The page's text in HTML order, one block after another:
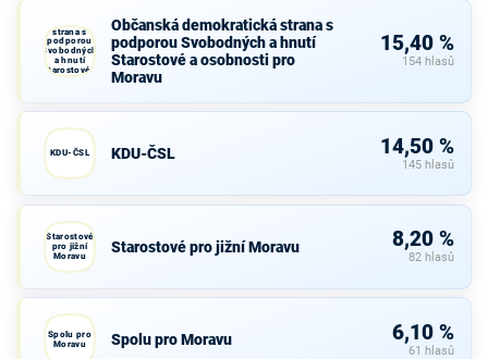
strana s
podporou
Svobodných
a hnutí
Starostové a
osobnosti
Občanská demokratická strana s
podporou Svobodných a hnutí
Starostové a osobnosti pro
Moravu
15,40 %
154 hlasů
KDU-ČSL KDU-ČSL 14,50 %
145 hlasů
Starostové
pro jižní
Moravu
Starostové pro jižní Moravu 8,20 %
82 hlasů
Spolu pro
Moravu
Spolu pro Moravu 6,10 %
61 hlasů